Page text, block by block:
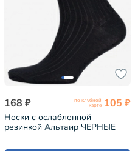
168 ₽ по клубной
карте 105 ₽
Носки с ослабленной
резинкой Альтаир ЧЕРНЫЕ